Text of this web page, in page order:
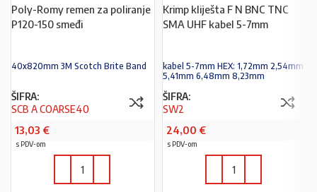
Poly-Romy remen za poliranje
P120-150 smeđi
40x820mm 3M Scotch Brite Band
ŠIFRA:
SCB A COARSE40
13,03 €
s PDV-om
Krimp kliješta F N BNC TNC
SMA UHF kabel 5-7mm
kabel 5-7mm HEX: 1,72mm 2,54mm
5,41mm 6,48mm 8,23mm
ŠIFRA:
SW2
24,00 €
s PDV-om